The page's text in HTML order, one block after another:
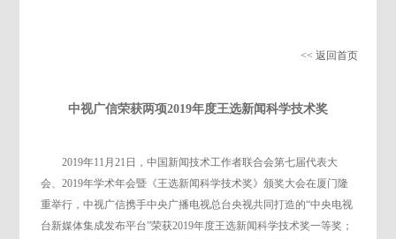
<< 返回首页
中视广信荣获两项2019年度王选新闻科学技术奖
2019年11月21日，中国新闻技术工作者联合会第七届代表大
会、2019年学术年会暨《王选新闻科学技术奖》颁奖大会在厦门隆
重举行，中视广信携手中央广播电视总台央视共同打造的“中央电视
台新媒体集成发布平台”荣获2019年度王选新闻科学技术奖一等奖；